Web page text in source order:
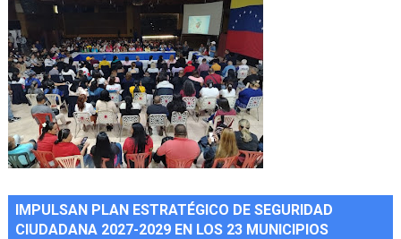
IMPULSAN PLAN ESTRATÉGICO DE SEGURIDAD
CIUDADANA 2027-2029 EN LOS 23 MUNICIPIOS